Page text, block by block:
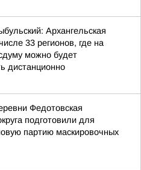
Архангельская
33 регионов, где на
можно будет
дистанционно
Федотовская
подготовили для
партию маскировочных